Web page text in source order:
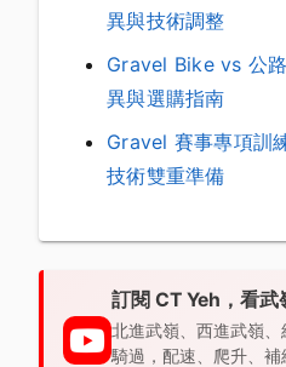
異與技術調整
Gravel Bike vs 公
異與選購指南
Gravel 賽事專項訓
技術雙重準備
訂閱 CT Yeh，看
北進武嶺、西進武嶺
騎過，配速、爬升、補